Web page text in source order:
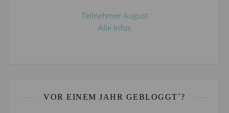
Teilnehmer August
Alle Infos
VOR EINEM JAHR GEBLOGGT`?